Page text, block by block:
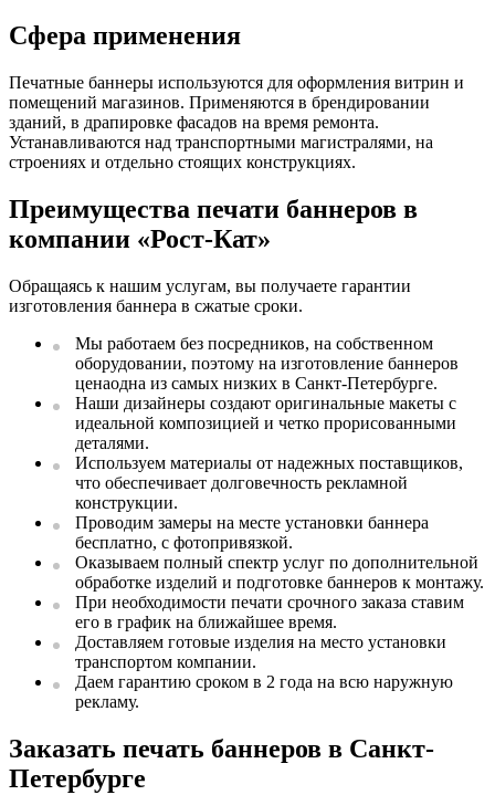
Сфера применения
Печатные баннеры используются для оформления витрин и
помещений магазинов. Применяются в брендировании
зданий, в драпировке фасадов на время ремонта.
Устанавливаются над транспортными магистралями, на
строениях и отдельно стоящих конструкциях.
Преимущества печати баннеров в
компании «Рост-Кат»
Обращаясь к нашим услугам, вы получаете гарантии
изготовления баннера в сжатые сроки.
Мы работаем без посредников, на собственном
оборудовании, поэтому на изготовление баннеров
ценаодна из самых низких в Санкт-Петербурге.
Наши дизайнеры создают оригинальные макеты с
идеальной композицией и четко прорисованными
деталями.
Используем материалы от надежных поставщиков,
что обеспечивает долговечность рекламной
конструкции.
Проводим замеры на месте установки баннера
бесплатно, с фотопривязкой.
Оказываем полный спектр услуг по дополнительной
обработке изделий и подготовке баннеров к монтажу.
При необходимости печати срочного заказа ставим
его в график на ближайшее время.
Доставляем готовые изделия на место установки
транспортом компании.
Даем гарантию сроком в 2 года на всю наружную
рекламу.
Заказать печать баннеров в Санкт-
Петербурге